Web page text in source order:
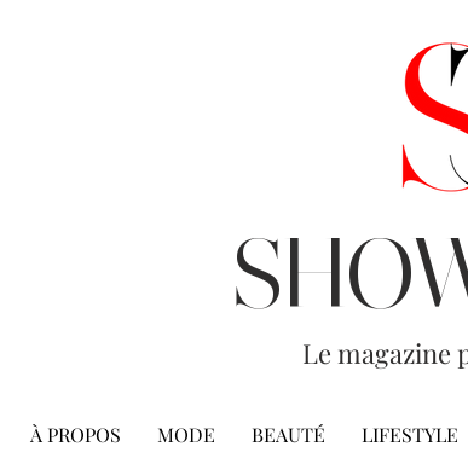
Le magazine
À PROPOS MODE BEAUTÉ LIFESTYLE